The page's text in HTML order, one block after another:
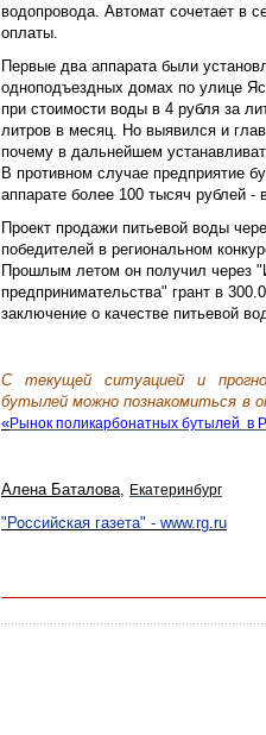
водопровода. Автомат сочетает в
оплаты.
Первые два аппарата были
одноподъездных домах по улице
при стоимости воды в 4 рубля за
литров в месяц. Но выявился и
почему в дальнейшем
В противном случае предприятие
аппарате более 100 тысяч рублей -
Проект продажи питьевой воды
победителей в региональном
Прошлым летом он получил через
предпринимательства" грант в
заключение о качестве питьевой
C текущей ситуацией и
бутылей можно познакомиться в
«Рынок поликарбонатных бутылей в
Алена Баталова, Екатеринбург
"Российская газета" - www.rg.ru